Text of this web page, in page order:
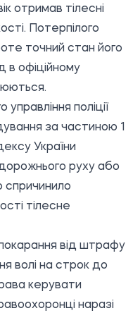
отримав тілесні
Потерпілого
точний стан його
в офіційному
управління поліції
за частиною 1
України
руху або
спричинило
тілесне
від штрафу
волі на строк до
керувати
наразі